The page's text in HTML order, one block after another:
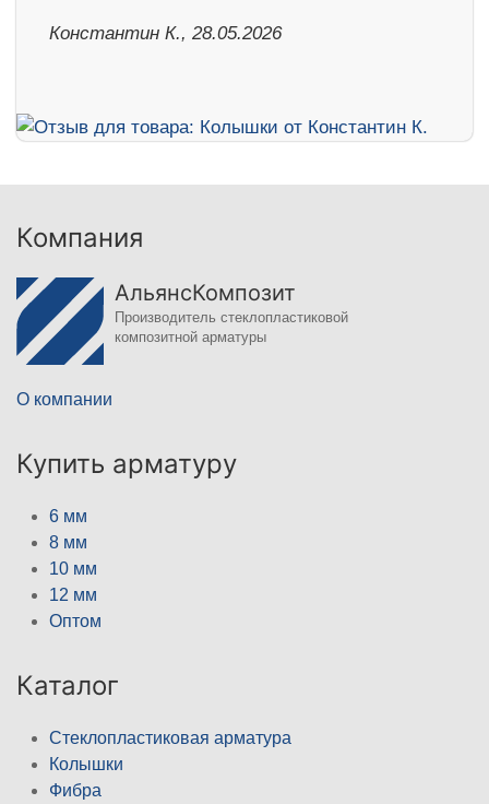
Константин К., 28.05.2026
Компания
АльянсКомпозит
Производитель стеклопластиковой
композитной арматуры
О компании
Купить арматуру
6 мм
8 мм
10 мм
12 мм
Оптом
Каталог
Стеклопластиковая арматура
Колышки
Фибра